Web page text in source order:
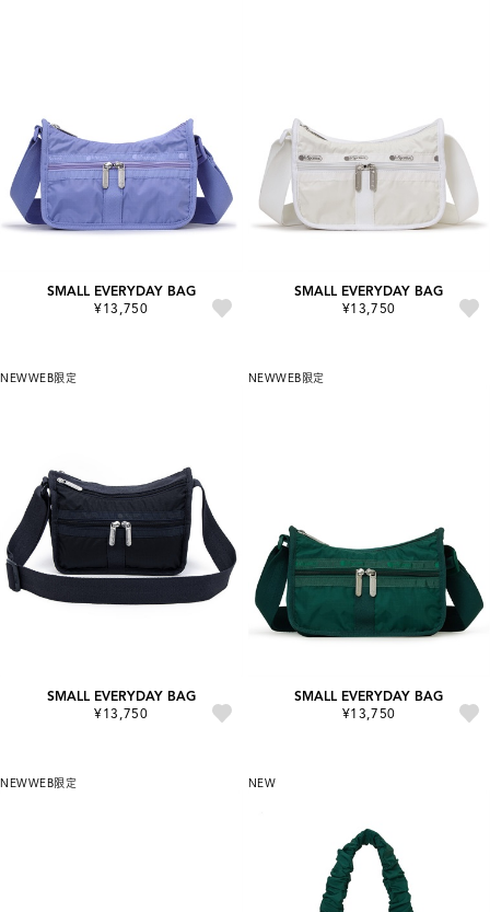
SMALL EVERYDAY BAG
¥13,750
SMALL EVERYDAY BAG
¥13,750
NEWWEB限定
SMALL EVERYDAY BAG
¥13,750
NEWWEB限定
SMALL EVERYDAY BAG
¥13,750
NEWWEB限定 NEW